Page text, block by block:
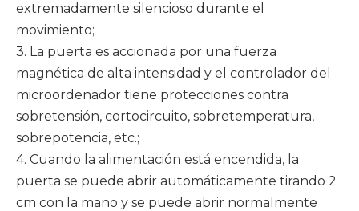
extremadamente silencioso durante el
movimiento;
3. La puerta es accionada por una fuerza
magnética de alta intensidad y el controlador del
microordenador tiene protecciones contra
sobretensión, cortocircuito, sobretemperatura,
sobrepotencia, etc.;
4. Cuando la alimentación está encendida, la
puerta se puede abrir automáticamente tirando 2
cm con la mano y se puede abrir normalmente